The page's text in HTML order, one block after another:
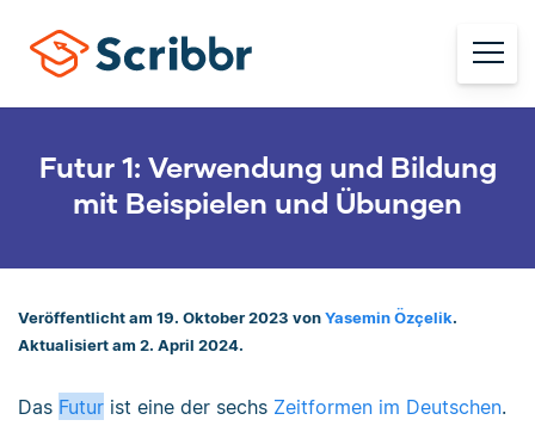
Futur 1: Verwendung und Bildung
mit Beispielen und Übungen
Veröffentlicht am 19. Oktober 2023 von Yasemin Özçelik.
Aktualisiert am 2. April 2024.
Das Futur ist eine der sechs Zeitformen im Deutschen.